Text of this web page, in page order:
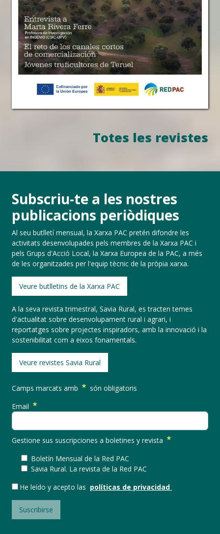
Totes les revistes
Subscriu-te a les nostres
publicacions periòdiques
Al seu butlletí mensual, la Xarxa PAC pretén difondre les
activitats desenvolupades pels membres de la Xarxa PAC i
pels Grups d'Acció Local, la Xarxa Europea de la PAC, a més
de les organitzades per l'equip tècnic de la pròpia xarxa.
Veure butlletins de la Xarxa PAC
A la seva revista trimestral, Savia Rural, es tracten temes
d'actualitat sobre desenvolupament rural i agrari, i
reportatges sobre projectes inspiradors, amb la innovació i la
sostenibilitat com a eixos fonamentals.
Veure revistes Savia Rural
Camps marcats amb
són obligatoris
Email
Gestione sus suscripciones a boletines y revista
Boletín Mensual de la Red PAC
Savia Rural. La revista de la Red PAC
He leído y acepto las políticas de privacidad